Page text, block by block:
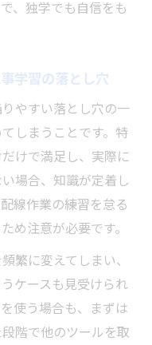
、独学でも自信をも
学習の落とし穴
やすい落とし穴の一
しまうことです。特
けで満足し、実際に
場合、知識が定着し
線作業の練習を怠る
め注意が必要です。
繁に変えてしまい、
ケースも見受けられ
使う場合も、まずは
階で他のツールを取